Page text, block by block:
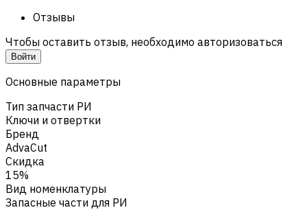
Отзывы
Чтобы оставить отзыв, необходимо авторизоваться
Войти
Основные параметры
Тип запчасти РИ
Ключи и отвертки
Бренд
AdvaCut
Скидка
15%
Вид номенклатуры
Запасные части для РИ